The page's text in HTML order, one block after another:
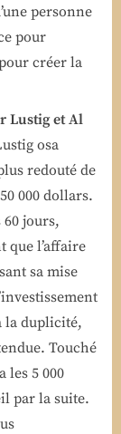
personne
pour
créer la
Lustig et Al
osa
redouté de
000 dollars.
60 jours,
que l’affaire
sa mise
la duplicité,
Touché
les 5 000
par la suite.